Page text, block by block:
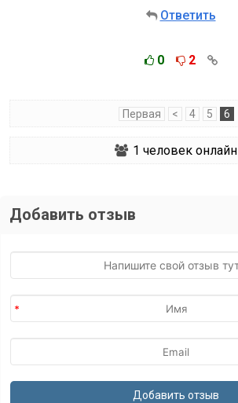
Ответить
0 2
Первая < 4 5 6
1 человек онлайн
Добавить отзыв